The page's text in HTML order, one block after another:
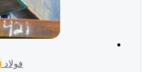
فولاد